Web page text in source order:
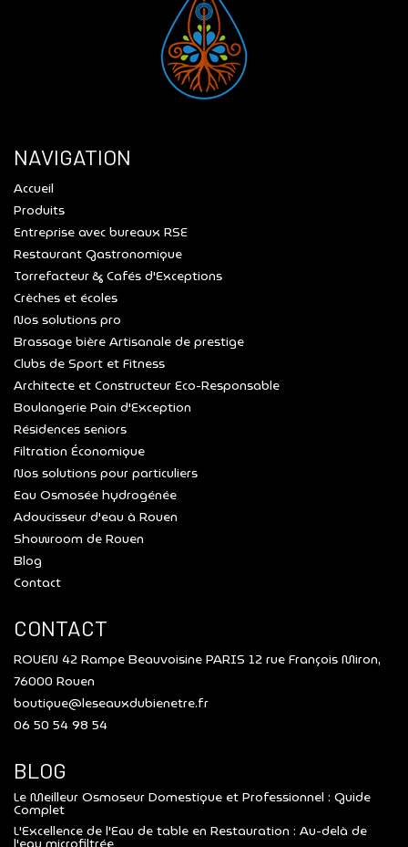
NAVIGATION
Accueil
Produits
Entreprise avec bureaux RSE
Restaurant Gastronomique
Torrefacteur & Cafés d'Exceptions
Crèches et écoles
Nos solutions pro
Brassage bière Artisanale de prestige
Clubs de Sport et Fitness
Architecte et Constructeur Eco-Responsable
Boulangerie Pain d'Exception
Résidences seniors
Filtration Économique
Nos solutions pour particuliers
Eau Osmosée hydrogénée
Adoucisseur d'eau à Rouen
Showroom de Rouen
Blog
Contact
CONTACT
ROUEN 42 Rampe Beauvoisine PARIS 12 rue François Miron,
76000 Rouen
boutique@leseauxdubienetre.fr
06 50 54 98 54
BLOG
Le Meilleur Osmoseur Domestique et Professionnel : Guide
Complet
L'Excellence de l'Eau de table en Restauration : Au-delà de